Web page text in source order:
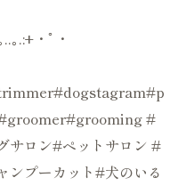
｡.:+・ﾟ・
#
サロン#ペットサロン #
ンプーカット#犬のいる